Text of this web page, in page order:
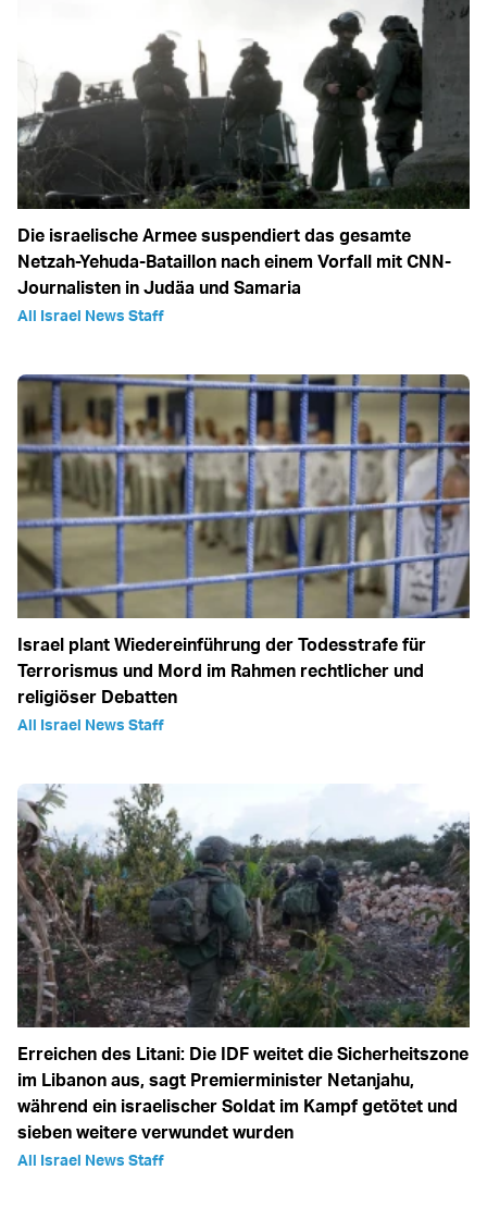
Die israelische Armee suspendiert das gesamte
Netzah-Yehuda-Bataillon nach einem Vorfall mit CNN-
Journalisten in Judäa und Samaria
All Israel News Staff
Israel plant Wiedereinführung der Todesstrafe für
Terrorismus und Mord im Rahmen rechtlicher und
religiöser Debatten
All Israel News Staff
Erreichen des Litani: Die IDF weitet die Sicherheitszone
im Libanon aus, sagt Premierminister Netanjahu,
während ein israelischer Soldat im Kampf getötet und
sieben weitere verwundet wurden
All Israel News Staff